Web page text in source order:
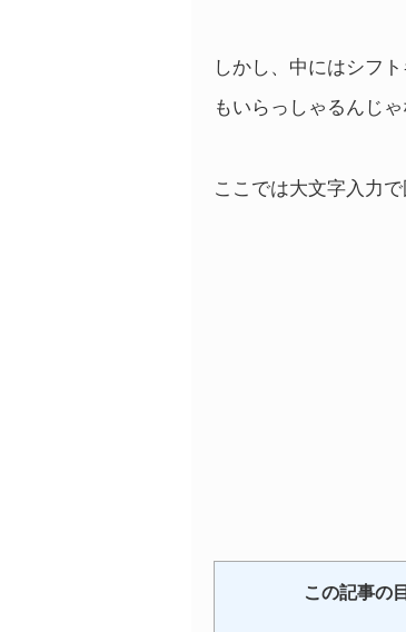
しかし、中にはシフ
もいらっしゃるんじゃ
ここでは大文字入力
この記事の